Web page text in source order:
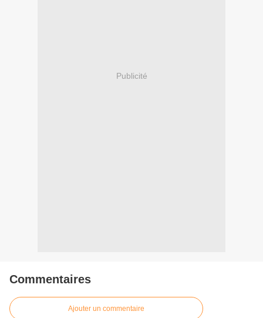
Publicité
Commentaires
Ajouter un commentaire